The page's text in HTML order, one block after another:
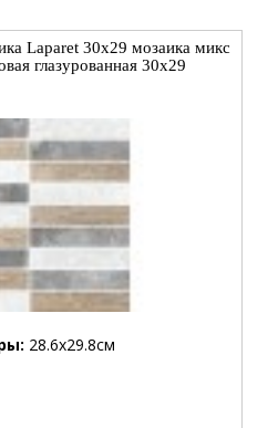
Laparet 30x29 мозаика микс
глазурованная 30x29
28.6x29.8см